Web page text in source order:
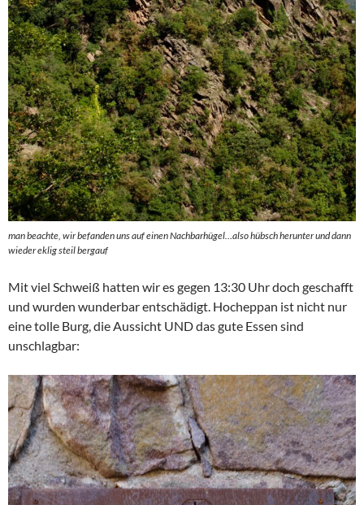
man beachte, wir befanden uns auf einen Nachbarhügel…also hübsch herunter und dann
wieder eklig steil bergauf
Mit viel Schweiß hatten wir es gegen 13:30 Uhr doch geschafft
und wurden wunderbar entschädigt. Hocheppan ist nicht nur
eine tolle Burg, die Aussicht UND das gute Essen sind
unschlagbar: